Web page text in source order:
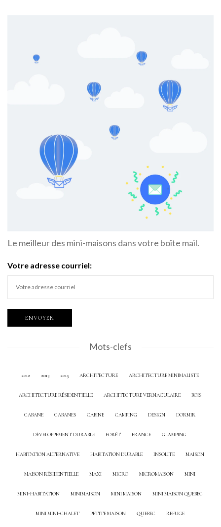
Le meilleur des mini-maisons dans votre boîte mail.
Votre adresse courriel:
Mots-clefs
2012 2013 2015 ARCHITECTURE ARCHITECTURE MINIMALISTE
ARCHITECTURE RÉSIDENTIELLE ARCHITECTURE VERNACULAIRE BOIS
CABANE CABANES CABINE CAMPING DESIGN DORMIR
DÉVELOPPEMENT DURABLE FORÊT FRANCE GLAMPING
HABITATION ALTERNATIVE HABITATION DURABLE INSOLITE MAISON
MAISON RÉSIDENTIELLE MAXI MICRO MICROMAISON MINI
MINI-HABITATION MINIMAISON MINI MAISON MINI MAISON QUEBEC
MINI MINI-CHALET PETITE MAISON QUEBEC REFUGE